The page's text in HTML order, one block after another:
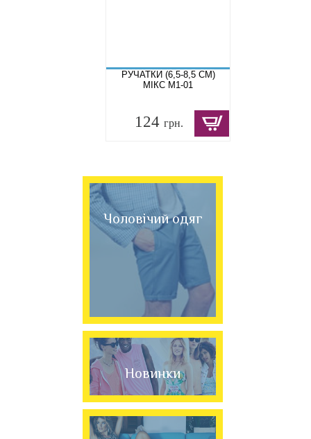
РУЧАТКИ (6,5-8,5 СМ)
МІКС M1-01
124 грн.
Чоловічий одяг
Новинки